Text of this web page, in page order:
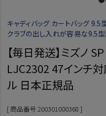
キャディバッグ カートバッグ
クラブの出し入れが容易な9.5型
【毎日発送】ミズノ
LJC2302 47インチ
ル 日本正規品
商品番号 200301000368